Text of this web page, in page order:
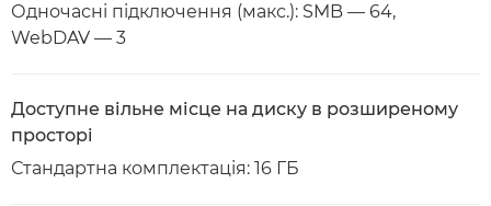
Одночасні підключення (макс.): SMB — 64,
WebDAV — 3
Доступне вільне місце на диску в розширеному
просторі
Стандартна комплектація: 16 ГБ